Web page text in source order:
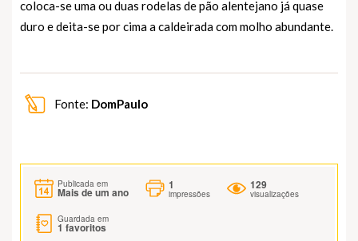
coloca-se uma ou duas rodelas de pão alentejano já quase
duro e deita-se por cima a caldeirada com molho abundante.
Fonte: DomPaulo
Publicada em
Mais de um ano
1
impressões
129
visualizações
Guardada em
1 favoritos